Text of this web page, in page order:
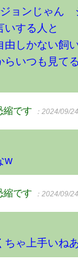
ョンじゃん
いする人と
由しかない飼
らいつも見て
縮です ：2024/09/
w
縮です ：2024/09/
ちゃ上手いね